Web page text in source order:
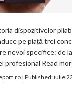
dispozitivelor
pe piață trei
nevoi specifice: de
profesional Read
| Published:iulie